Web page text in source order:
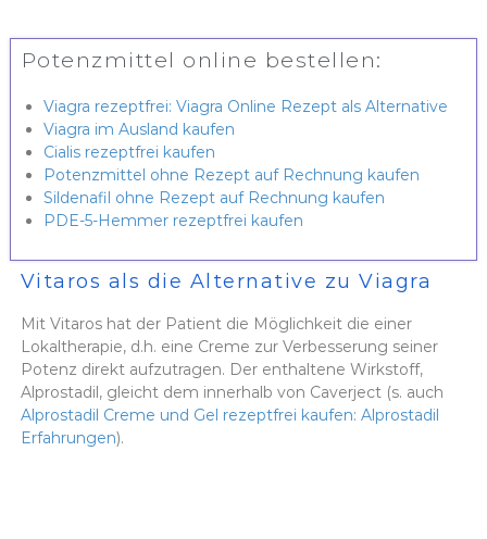
Potenzmittel online bestellen:
Viagra rezeptfrei: Viagra Online Rezept als Alternative
Viagra im Ausland kaufen
Cialis rezeptfrei kaufen
Potenzmittel ohne Rezept auf Rechnung kaufen
Sildenafil ohne Rezept auf Rechnung kaufen
PDE-5-Hemmer rezeptfrei kaufen
Vitaros als die Alternative zu Viagra
Mit Vitaros hat der Patient die Möglichkeit die einer
Lokaltherapie, d.h. eine Creme zur Verbesserung seiner
Potenz direkt aufzutragen. Der enthaltene Wirkstoff,
Alprostadil, gleicht dem innerhalb von Caverject (s. auch
Alprostadil Creme und Gel rezeptfrei kaufen: Alprostadil
Erfahrungen).